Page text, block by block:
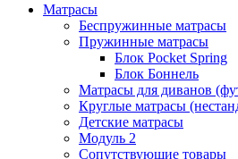
Матрасы
Беспружинные матрасы
Пружинные матрасы
Блок Pocket Spring
Блок Боннель
Матрасы для диванов
Круглые матрасы
Детские матрасы
Модуль 2
Сопутствующие товары